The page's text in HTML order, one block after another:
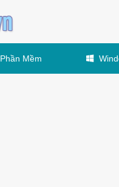
Phần Mềm